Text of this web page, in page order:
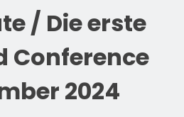
/ Die erste
Conference
2024